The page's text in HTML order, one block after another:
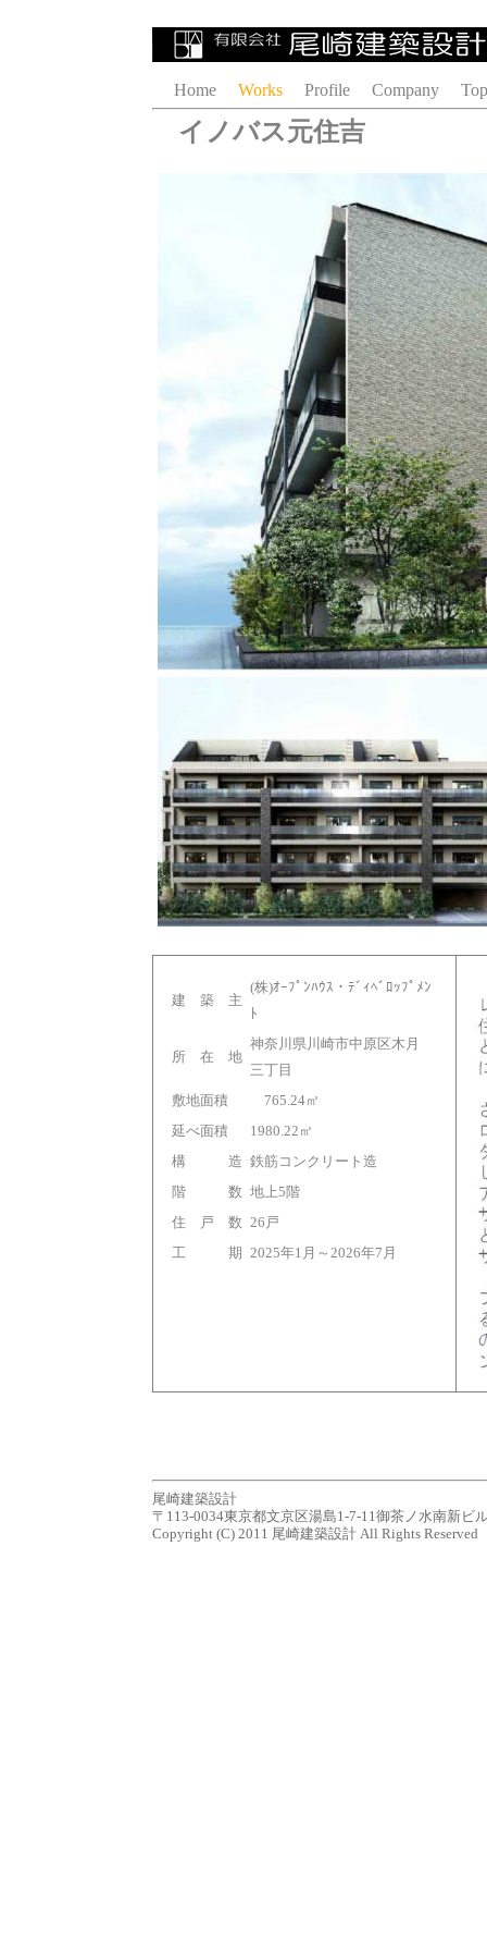
Home Works Profile Company
イノバス元住吉
建 築 主
(株)ｵｰﾌﾟﾝﾊｳｽ・ﾃﾞｨﾍﾞﾛｯﾌﾟﾒﾝ
ﾄ
所 在 地
神奈川県川崎市中原区木月
三丁目
敷地面積
765.24㎡
延べ面積
1980.22㎡
構 造 鉄筋コンクリート造
階 数 地上5階
住 戸 数 26戸
工 期 2025年1月～2026年7月
尾崎建築設計
〒113-0034東京都文京区湯島1-7-11御茶ノ水南新ビ
Copyright (C) 2011 尾崎建築設計 All Rights Reserved